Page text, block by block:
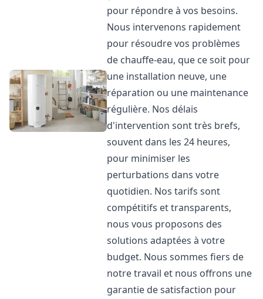
pour répondre à vos besoins.
Nous intervenons rapidement
pour résoudre vos problèmes
de chauffe-eau, que ce soit pour
une installation neuve, une
réparation ou une maintenance
régulière. Nos délais
d'intervention sont très brefs,
souvent dans les 24 heures,
pour minimiser les
perturbations dans votre
quotidien. Nos tarifs sont
compétitifs et transparents,
nous vous proposons des
solutions adaptées à votre
budget. Nous sommes fiers de
notre travail et nous offrons une
garantie de satisfaction pour